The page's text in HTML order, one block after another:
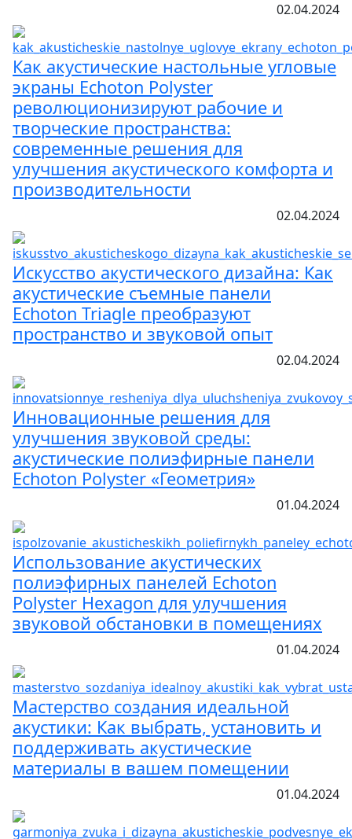
02.04.2024
Как акустические настольные угловые
экраны Echoton Polyster
революционизируют рабочие и
творческие пространства:
современные решения для
улучшения акустического комфорта и
производительности
02.04.2024
Искусство акустического дизайна: Как
акустические съемные панели
Echoton Triagle преобразуют
пространство и звуковой опыт
02.04.2024
Инновационные решения для
улучшения звуковой среды:
акустические полиэфирные панели
Echoton Polyster «Геометрия»
01.04.2024
Использование акустических
полиэфирных панелей Echoton
Polyster Hexagon для улучшения
звуковой обстановки в помещениях
01.04.2024
Мастерство создания идеальной
акустики: Как выбрать, установить и
поддерживать акустические
материалы в вашем помещении
01.04.2024